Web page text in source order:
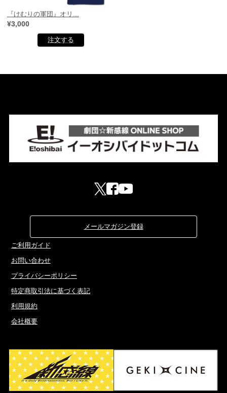
『けむりの軍団』オリ...
¥3,000
メールマガジン登録
ご利用ガイド
お問い合わせ
プライバシーポリシー
特定商取引法に基づく表記
利用規約
会社概要